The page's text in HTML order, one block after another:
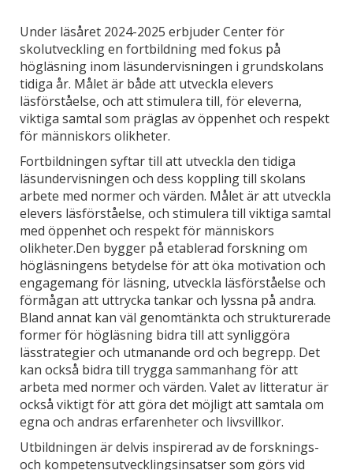
Under läsåret 2024-2025 erbjuder Center för
skolutveckling en fortbildning med fokus på
högläsning inom läsundervisningen i grundskolans
tidiga år. Målet är både att utveckla elevers
läsförståelse, och att stimulera till, för eleverna,
viktiga samtal som präglas av öppenhet och respekt
för människors olikheter.
Fortbildningen syftar till att utveckla den tidiga
läsundervisningen och dess koppling till skolans
arbete med normer och värden. Målet är att utveckla
elevers läsförståelse, och stimulera till viktiga samtal
med öppenhet och respekt för människors
olikheter.Den bygger på etablerad forskning om
högläsningens betydelse för att öka motivation och
engagemang för läsning, utveckla läsförståelse och
förmågan att uttrycka tankar och lyssna på andra.
Bland annat kan väl genomtänkta och strukturerade
former för högläsning bidra till att synliggöra
lässtrategier och utmanande ord och begrepp. Det
kan också bidra till trygga sammanhang för att
arbeta med normer och värden. Valet av litteratur är
också viktigt för att göra det möjligt att samtala om
egna och andras erfarenheter och livsvillkor.
Utbildningen är delvis inspirerad av de forsknings-
och kompetensutvecklingsinsatser som görs vid